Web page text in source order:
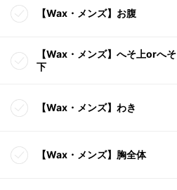
【Wax・メンズ】お腹
【Wax・メンズ】へそ上orへそ
下
【Wax・メンズ】わき
【Wax・メンズ】胸全体